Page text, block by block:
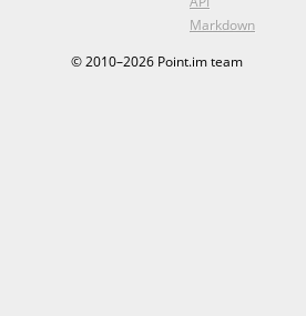
Markdown
© 2010–2026 Point.im team